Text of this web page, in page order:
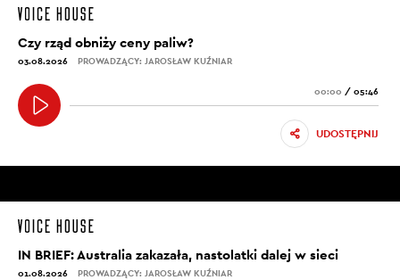
Czy rząd obniży ceny paliw?
03.08.2026 PROWADZĄCY: JAROSŁAW KUŹNIAR
00:00 / 05:46
UDOSTĘPNIJ
IN BRIEF: Australia zakazała, nastolatki dalej w sieci
01.08.2026 PROWADZĄCY: JAROSŁAW KUŹNIAR